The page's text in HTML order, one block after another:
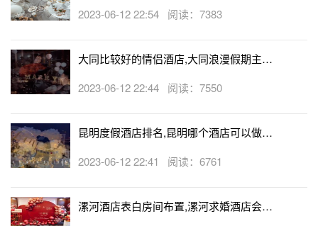
2023-06-12 22:54 阅读：7383
大同比较好的情侣酒店,大同浪漫假期主题
2023-06-12 22:44 阅读：7550
昆明度假酒店排名,昆明哪个酒店可以做求
2023-06-12 22:41 阅读：6761
漯河酒店表白房间布置,漯河求婚酒店会帮